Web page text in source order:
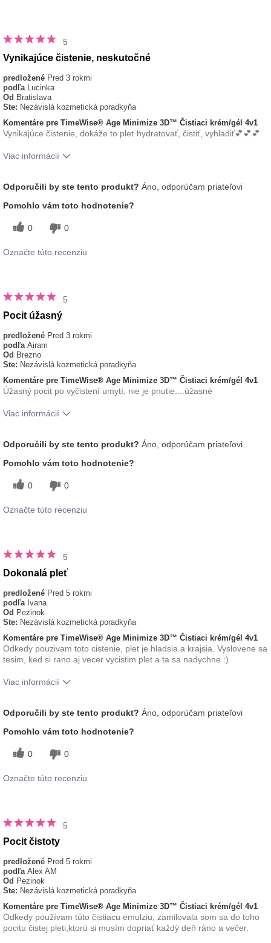
5
Vynikajúce čistenie, neskutočné
predložené Pred 3 rokmi
podľa Lucinka
Od Bratislava
Ste: Nezávislá kozmetická poradkyňa
Komentáre pre TimeWise® Age Minimize 3D™ Čistiaci krém/gél 4v1
Vynikajúce čistenie, dokáže to pleť hydratovať, čistiť, vyhladiť💕💕💕
Viac informácií
tohto prípravku?
pokožke
typ pleti
Odporučili by ste tento produkt? Áno, odporúčam priateľovi
Pomohlo vám toto hodnotenie?
0 0
Označte túto recenziu
5
Pocit úžasný
predložené Pred 3 rokmi
podľa Airam
Od Brezno
Ste: Nezávislá kozmetická poradkyňa
Komentáre pre TimeWise® Age Minimize 3D™ Čistiaci krém/gél 4v1
Úžasný pocit po vyčistení umytí, nie je pnutie....úžasné
Viac informácií
s používaním tohto
prípravku?
vstrebáva, Osviežujúci, Príjemný pocit
na pokožke
Odporučili by ste tento produkt? Áno, odporúčam priateľovi
Pomohlo vám toto hodnotenie?
0 0
Označte túto recenziu
5
Dokonalá pleť
predložené Pred 5 rokmi
podľa Ivana
Od Pezinok
Ste: Nezávislá kozmetická poradkyňa
Komentáre pre TimeWise® Age Minimize 3D™ Čistiaci krém/gél 4v1
Odkedy pouzivam toto cistenie, plet je hladsia a krajsia. Vyslovene sa
tesim, ked si rano aj vecer vycistim plet a ta sa nadychne :)
Viac informácií
tohto prípravku?
pokožke
Odporučili by ste tento produkt? Áno, odporúčam priateľovi
Pomohlo vám toto hodnotenie?
0 0
Označte túto recenziu
5
Pocit čistoty
predložené Pred 5 rokmi
podľa Alex AM
Od Pezinok
Ste: Nezávislá kozmetická poradkyňa
Komentáre pre TimeWise® Age Minimize 3D™ Čistiaci krém/gél 4v1
Odkedy používam túto čistiacu emulziu, zamilovala som sa do toho
pocitu čistej pleti,ktorú si musím dopriať každý deň ráno a večer.